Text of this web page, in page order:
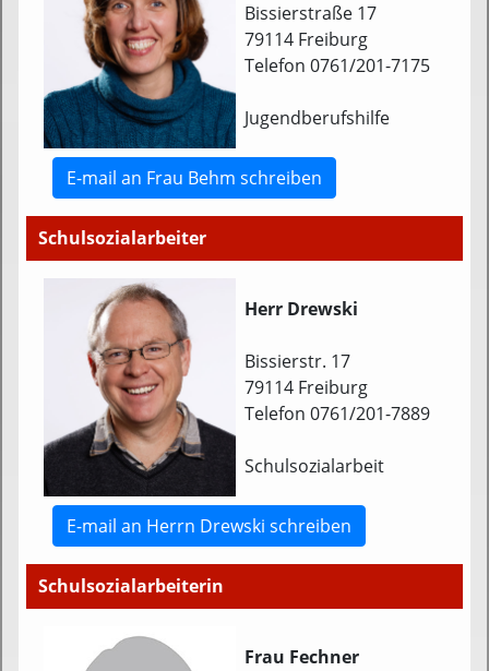
Bissierstraße 17
79114 Freiburg
Telefon 0761/201-7175
Jugendberufshilfe
E-mail an Frau Behm schreiben
Schulsozialarbeiter
Herr Drewski
Bissierstr. 17
79114 Freiburg
Telefon 0761/201-7889
Schulsozialarbeit
E-mail an Herrn Drewski schreiben
Schulsozialarbeiterin
Frau Fechner